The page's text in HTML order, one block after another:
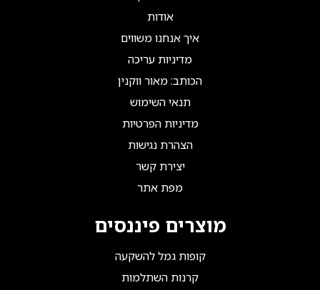
אודות
איך אנחנו משווים
מדיניות עריכה
הכותב: מאור ווקנין
תנאי השימוש
מדיניות הפרטיות
הצהרת נגישות
יצירת קשר
מפת אתר
מוצרים פיננסים
קופות גמל להשקעה
קרנות השתלמות